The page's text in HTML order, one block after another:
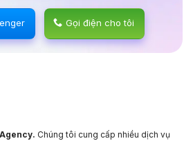
Gọi điện cho tôi
Chúng tôi cung cấp nhiều dịch vụ